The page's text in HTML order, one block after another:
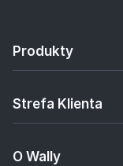
Produkty
Strefa Klienta
O Wally